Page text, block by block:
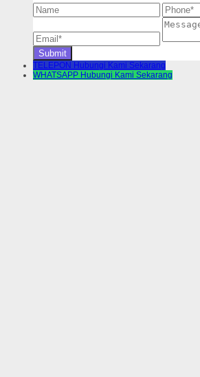
TELEPON Hubungi Kami Sekarang
WHATSAPP Hubungi Kami Sekarang